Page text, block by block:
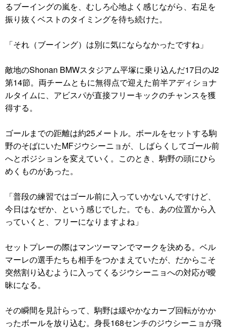
るブーイングの嵐を、むしろ心地よく感じながら、右足を
振り抜くベストのタイミングを待ち続けた。
「それ（ブーイング）は別に気にならなかったですね」
敵地のShonan BMWスタジアム平塚に乗り込んだ17日のJ2
第14節。両チームともに無得点で迎えた前半アディショナ
ルタイムに、アビスパが直接フリーキックのチャンスを獲
得する。
ゴールまでの距離は約25メートル。ボールをセットする駒
野のそばにいたMFジウシーニョが、しばらくしてゴール前
へとポジションを変えていく。このとき、駒野の頭にひら
めくものがあった。
「普段の練習ではゴール前に入っていかないんですけど、
今日はなぜか、という感じでした。でも、あの位置から入
っていくと、フリーになりますよね」
セットプレーの際はマンツーマンでマークを決める。ベル
マーレの選手たちも相手をつかまえていたが、だからこそ
突然割り込むように入ってくるジウシーニョへの対応が曖
昧になる。
その瞬間を見計らって、駒野は緩やかなカーブ回転がかか
ったボールを放り込む。身長168センチのジウシーニョが飛